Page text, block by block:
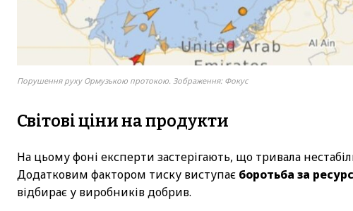
Порушення руху Ормузькою протокою. Зображення: Фокус
Світові ціни на продукти
На цьому фоні експерти застерігають, що тривала
Додатковим фактором тиску виступає боротьба за
відбирає у виробників добрив.